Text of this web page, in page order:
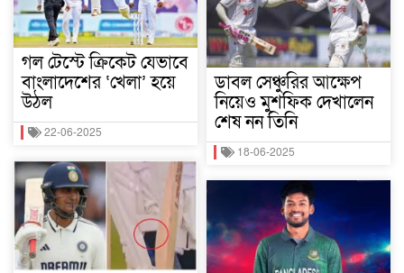
গল টেস্টে ক্রিকেট যেভাবে
বাংলাদেশের ‘খেলা’ হয়ে
উঠল
22-06-2025
ডাবল সেঞ্চুরির আক্ষেপ
নিয়েও মুশফিক দেখালেন
শেষ নন তিনি
18-06-2025